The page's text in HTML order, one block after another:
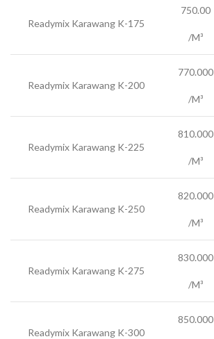
Readymix Karawang K-175
750.00
/M³
Readymix Karawang K-200
770.000
/M³
Readymix Karawang K-225
810.000
/M³
Readymix Karawang K-250
820.000
/M³
Readymix Karawang K-275
830.000
/M³
Readymix Karawang K-300
850.000